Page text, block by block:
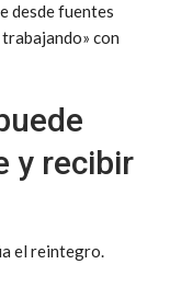
desde fuentes
con
y recibir
el reintegro.